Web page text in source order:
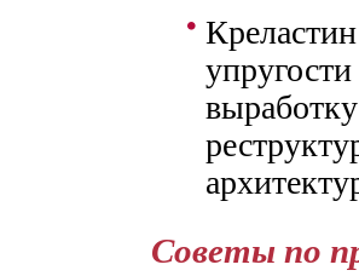
Советы по